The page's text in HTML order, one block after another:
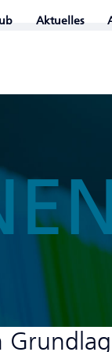
Aktuelles